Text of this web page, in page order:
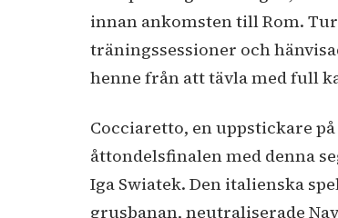
innan ankomsten till Rom.
träningssessioner och
henne från att tävla med full
Cocciaretto, en uppstickare
åttondelsfinalen med denna
Iga Swiatek. Den italienska
grusbanan, neutraliserade